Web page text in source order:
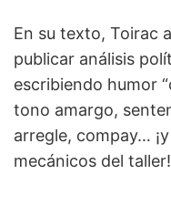
En su texto, Toirac
publicar análisis
escribiendo humor
tono amargo,
arregle, compay…
mecánicos del